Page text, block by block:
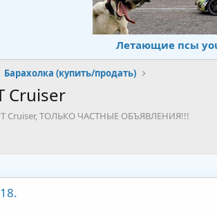
Летающие псы
Барахолка (купить/продать)
Cruiser
Cruiser, ТОЛЬКО ЧАСТНЫЕ ОБЪЯВЛЕНИЯ!!!